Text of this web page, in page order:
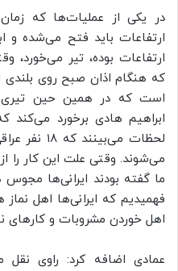
در یکی از عملیات‌ها که
ارتفاعات باید فتح می‌شده و
ارتفاعات بوده، تیر می‌خورد،
که هنگام اذان صبح روی بلندی
است که در همین حین
ابراهیم هادی برخورد می‌کند
لحظات
می‌شوند. وقتی علت این کار را
ما گفته بودند ایرانی‌ها
فهمیدیم که ایرانی‌ها اهل
اهل خوردن مشروبات و کارهای
عمادی اضافه کرد: راوی